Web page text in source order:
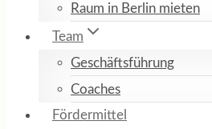
Raum in Berlin mieten
Team
Geschäftsführung
Coaches
Fördermittel